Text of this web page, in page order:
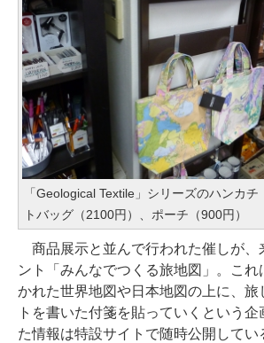
「Geological Textile」シリーズのハンカ
トバッグ（2100円）、ポーチ（900円）
商品展示と並んで行われた催しが、
ント「みんなでつくる旅地図」。これ
かれた世界地図や日本地図の上に、旅
トを書いた付箋を貼っていくという
た情報は特設サイトで随時公開してい